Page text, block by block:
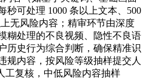
秒可处理 1000 条以上文本、500
无风险内容；精审环节由深度
糊处理的不良视频、隐性不良语
历史行为综合判断，确保精准识
规内容，按风险等级抽样提交人
工复核，中低风险内容抽样